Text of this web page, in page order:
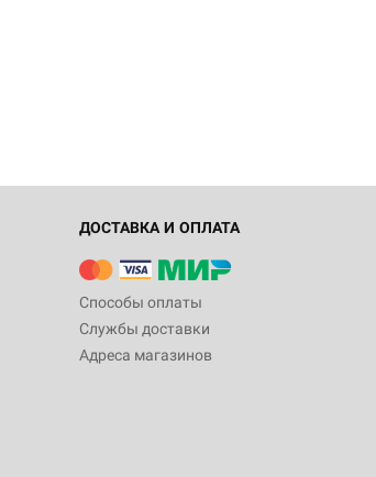
ДОСТАВКА И ОПЛАТА
Способы оплаты
Службы доставки
Адреса магазинов